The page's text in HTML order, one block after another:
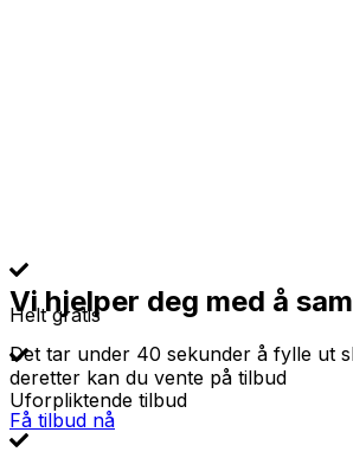
Helt gratis
Uforpliktende tilbud
Vi hjelper deg med å
Det tar under 40 sekunder å fylle ut
deretter kan du vente på tilbud
Få tilbud nå